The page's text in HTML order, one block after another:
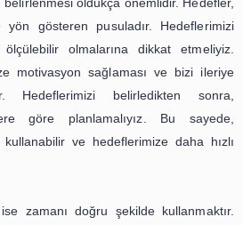
stratejileri için
Zamanınızı sadece iş veya
zaman yönetimi
zaman ayırmak, stresinizi